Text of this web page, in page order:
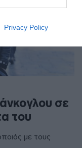
Privacy Policy
σε
του
με τους